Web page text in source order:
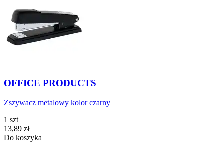
OFFICE PRODUCTS
Zszywacz metalowy kolor czarny
1 szt
Cena
13,89 zł
Do koszyka